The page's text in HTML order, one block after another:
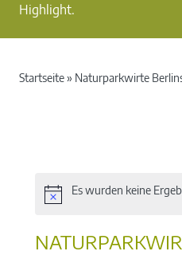
Highlight.
Startseite» Naturparkwirte
Es wurden keine